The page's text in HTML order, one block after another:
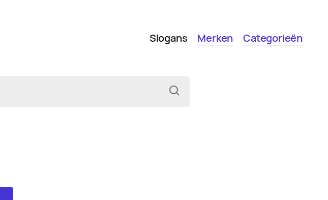
Slogans Merken Categorieën